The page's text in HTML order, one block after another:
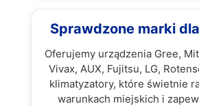
Sprawdzone marki
Oferujemy urządzenia Gree,
Vivax, AUX, Fujitsu, LG,
klimatyzatory, które świetnie
warunkach miejskich i